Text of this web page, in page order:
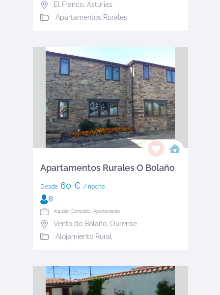
El Franco, Asturias
Apartamentos Rurales
Apartamentos Rurales O Bolaño
Desde60 € / noche
8
Alquiler: Completo | Apartamento
Venta do Bolaño, Ourense
Alojamiento Rural